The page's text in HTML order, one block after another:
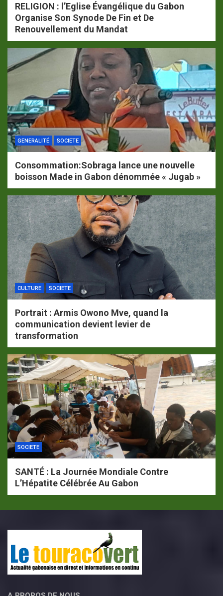
RELIGION : l’Eglise Évangélique du Gabon
Organise Son Synode De Fin et De
Renouvellement du Mandat
GENERALITÉ SOCIETE
Consommation:Sobraga lance une nouvelle
boisson Made in Gabon dénommée « Jugab »
CULTURE SOCIETE
Portrait : Armis Owono Mve, quand la
communication devient levier de
transformation
SOCIETE
SANTÉ : La Journée Mondiale Contre
L’Hépatite Célébrée Au Gabon